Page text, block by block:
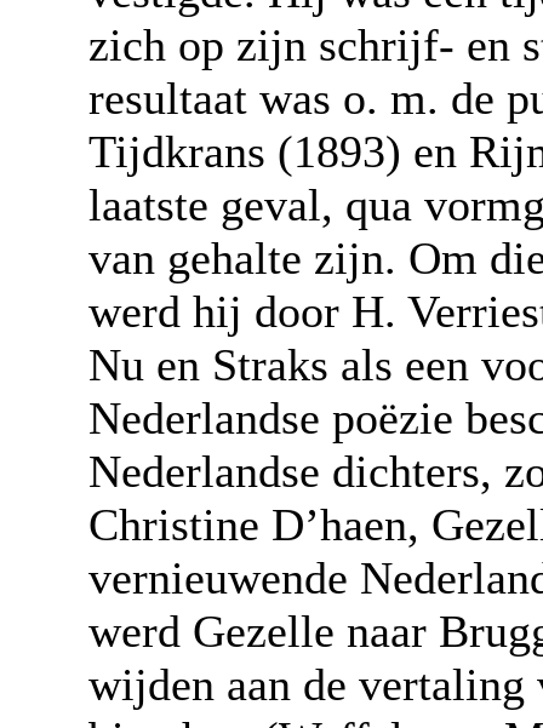
zich op zijn schrijf- en
resultaat was o. m. de
Tijdkrans (1893) en
laatste geval, qua
van gehalte zijn. Om
werd hij door H.
Nu en Straks als een
Nederlandse poëzie
Nederlandse dichters,
Christine D’haen,
vernieuwende
werd Gezelle naar
wijden aan de